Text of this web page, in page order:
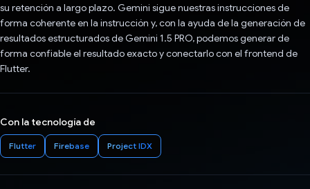
su retención a largo plazo. Gemini sigue nuestras instrucciones de
forma coherente en la instrucción y, con la ayuda de la generación de
resultados estructurados de Gemini 1.5 PRO, podemos generar de
forma confiable el resultado exacto y conectarlo con el frontend de
Flutter.
Con la tecnología de
Flutter Firebase Project IDX